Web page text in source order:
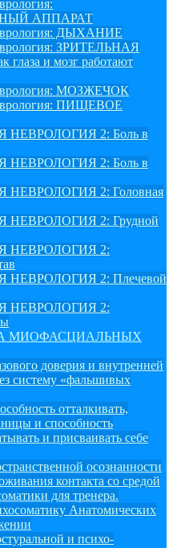
АППАРАТ
ДЫХАНИЕ
ЗРИТЕЛЬНАЯ
и мозг работают
МОЗЖЕЧОК
ПИЩЕВОЕ
2: Боль в
2: Боль в
2: Головная
2: Грудной
НЕВРОЛОГИЯ 2:
2: Плечевой
НЕВРОЛОГИЯ 2:
МИОФАСЦИАЛЬНЫХ
доверия и внутренней
систему «фальшивых
отталкивать,
и способность
и присваивать себе
осознанности
контакта со средой
для тренера.
Анатомических
и психо-